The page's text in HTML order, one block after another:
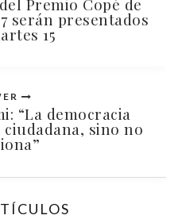
serán presentados
15
“La democracia
sino no